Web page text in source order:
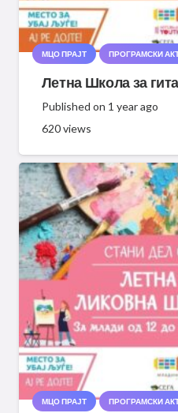
МЦО ПРАЈТ ПРОГРАМСКИ
Летна Школа за
Published on 1 year ago
620views
МЦО ПРАЈТ ПРОГРАМСКИ